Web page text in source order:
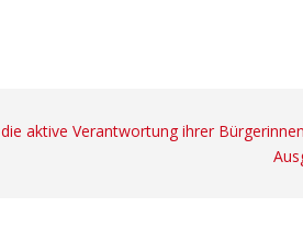
aktive Verantwortung ihrer